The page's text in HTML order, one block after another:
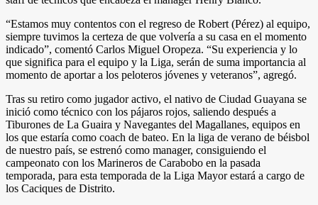
“Estamos muy contentos con el regreso de Robert (Pérez) al equipo,
siempre tuvimos la certeza de que volvería a su casa en el momento
indicado”, comentó Carlos Miguel Oropeza. “Su experiencia y lo
que significa para el equipo y la Liga, serán de suma importancia al
momento de aportar a los peloteros jóvenes y veteranos”, agregó.
Tras su retiro como jugador activo, el nativo de Ciudad Guayana se
inició como técnico con los pájaros rojos, saliendo después a
Tiburones de La Guaira y Navegantes del Magallanes, equipos en
los que estaría como coach de bateo. En la liga de verano de béisbol
de nuestro país, se estrenó como manager, consiguiendo el
campeonato con los Marineros de Carabobo en la pasada
temporada, para esta temporada de la Liga Mayor estará a cargo de
los Caciques de Distrito.